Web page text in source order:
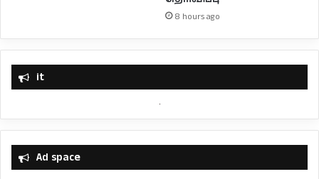
8 hours ago
it
Ad space